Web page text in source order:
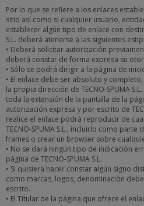
Por lo que se refiere a los enlaces
sitio así como si cualquier usuario,
establecer algún tipo de enlace con
S.L. deberá atenerse a las siguientes
• Deberá solicitar autorización
deberá constar de forma expresa su
• Sólo se podrá dirigir a la página de
• El enlace debe ser absoluto y
la propia dirección de TECNO-SPUMA
toda la extensión de la pantalla de la
autorización expresa y por escrito de
realice el enlace podrá reproducir de
TECNO-SPUMA S.L., incluirlo como
frames o crear un browser sobre
• No se dará ningún tipo de indicación
página de TECNO-SPUMA S.L.
• Si quisiera hacer constar algún signo
como marcas, logos, denominación
escrito.
• El Titular de la página que ofrece el